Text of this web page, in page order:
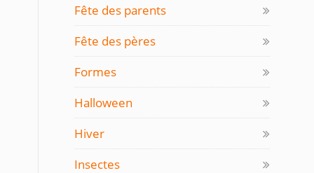
Fête des parents
Fête des pères
Formes
Halloween
Hiver
Insectes